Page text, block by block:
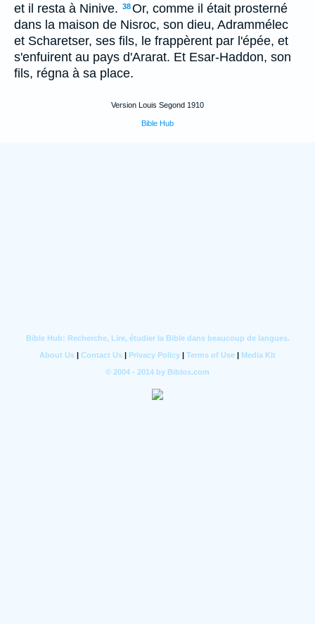
et il resta à Ninive. 38Or, comme il était prosterné
dans la maison de Nisroc, son dieu, Adrammélec
et Scharetser, ses fils, le frappèrent par l'épée, et
s'enfuirent au pays d'Ararat. Et Esar-Haddon, son
fils, régna à sa place.
Version Louis Segond 1910
Bible Hub